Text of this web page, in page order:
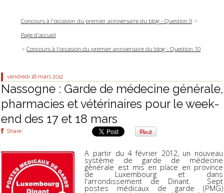
Concours à l'occasion du premier anniversaire du blog - Question 9
Page d'accueil
Concours à l'occasion du premier anniversaire du blog - Question 10
vendredi 16 mars 2012
Nassogne : Garde de médecine générale,
pharmacies et vétérinaires pour le week-
end des 17 et 18 mars
Share
A partir du 4 février 2012, un nouveau
système de garde de médecine
générale est mis en place en province
de Luxembourg et dans
l'arrondissement de Dinant. Sept
postes médicaux de garde (PMG)